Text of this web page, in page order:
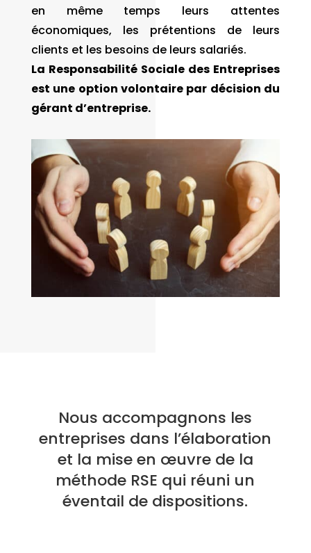
en même temps leurs attentes
économiques, les prétentions de leurs
clients et les besoins de leurs salariés.
La Responsabilité Sociale des Entreprises
est une option volontaire par décision du
gérant d’entreprise.
Nous accompagnons les
entreprises dans l’élaboration
et la mise en œuvre de la
méthode RSE qui réuni un
éventail de dispositions.